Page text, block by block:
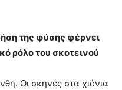
της φύσης φέρνει
ρόλο του σκοτεινού
Οι σκηνές στα χιόνια